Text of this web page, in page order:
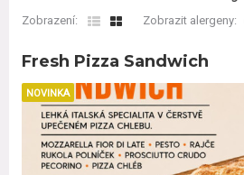
Zobrazení: Zobrazit alergeny:
Fresh Pizza Sandwich
NOVINKA